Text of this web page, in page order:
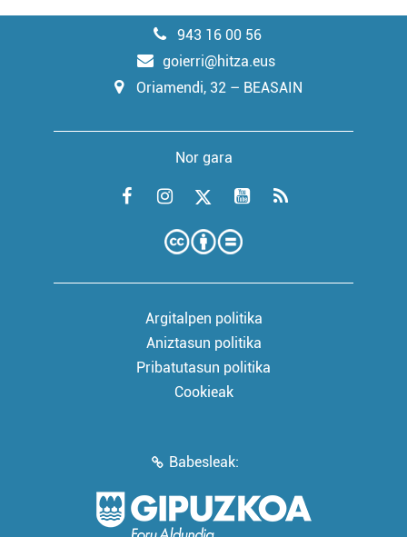
943 16 00 56
goierri@hitza.eus
Oriamendi, 32 – BEASAIN
Nor gara
Argitalpen politika
Aniztasun politika
Pribatutasun politika
Cookieak
Babesleak: